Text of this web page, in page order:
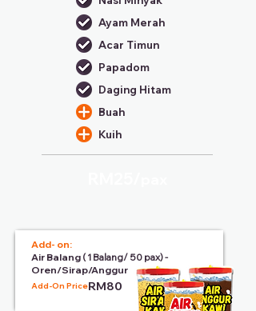
Ayam Merah
Acar Timun
Papadom
Daging Hitam
Buah
Kuih
Add- on:
Air Balang ( 1 Balang/ 50 pax) -
Oren/Sirap/Anggur
Add-On Price:RM80